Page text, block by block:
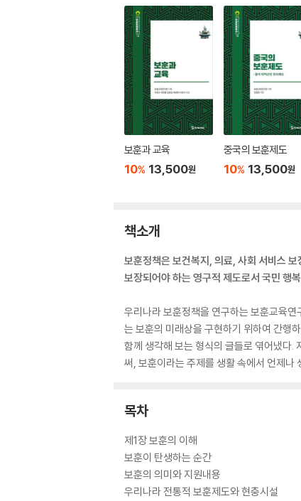
보훈과 교육
10% 13,500원
중국의 보훈제도
10% 13,500원
책소개
보훈정책은 보건복지, 의료, 사회 서비스
보장되어야 하는 영구적 제도로서 국민 행
우리나라 보훈정책을 연구하는 보훈교육
는 보훈의 미래상을 구현하기 위하여 간행
함께 생각해 보는 형식의 글들로 엮어냈다.
써, 보훈이라는 주제를 생활 속에서 언제나
목차
제1장 보훈의 이해
보훈이 탄생하는 순간
보훈의 의미와 지원내용
우리나라 전통적 보훈제도와 현충시설